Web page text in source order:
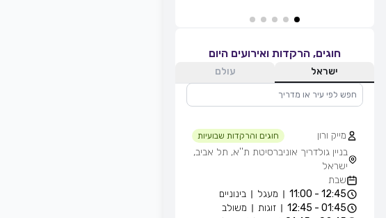
חוגים, הרקדות ואירועים היום
ישראל עולם
מייק ורון חוגים והרקדות שבועיות
בניין גולדריך אוניברסיטת ת''א, תל אביב,
ישראל
שבת
12:45 - 11:00
מעגל
בינוניים
01:45 - 12:45
זוגות
משולב